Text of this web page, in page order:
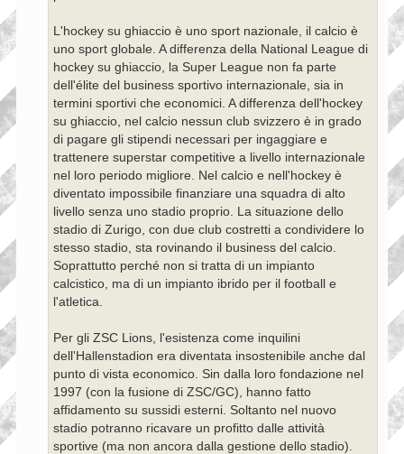
L'hockey su ghiaccio è uno sport nazionale, il calcio è
uno sport globale. A differenza della National League di
hockey su ghiaccio, la Super League non fa parte
dell'élite del business sportivo internazionale, sia in
termini sportivi che economici. A differenza dell'hockey
su ghiaccio, nel calcio nessun club svizzero è in grado
di pagare gli stipendi necessari per ingaggiare e
trattenere superstar competitive a livello internazionale
nel loro periodo migliore. Nel calcio e nell'hockey è
diventato impossibile finanziare una squadra di alto
livello senza uno stadio proprio. La situazione dello
stadio di Zurigo, con due club costretti a condividere lo
stesso stadio, sta rovinando il business del calcio.
Soprattutto perché non si tratta di un impianto
calcistico, ma di un impianto ibrido per il football e
l'atletica.
Per gli ZSC Lions, l'esistenza come inquilini
dell'Hallenstadion era diventata insostenibile anche dal
punto di vista economico. Sin dalla loro fondazione nel
1997 (con la fusione di ZSC/GC), hanno fatto
affidamento su sussidi esterni. Soltanto nel nuovo
stadio potranno ricavare un profitto dalle attività
sportive (ma non ancora dalla gestione dello stadio).